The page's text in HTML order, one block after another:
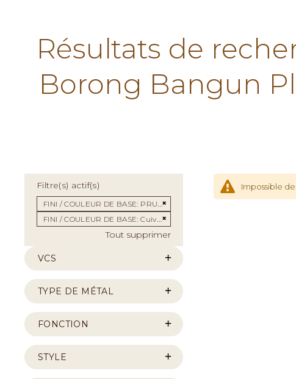
Résultats de
Borong Bangun
Impossible
Filtre(s) actif(s)
FINI / COULEUR DE BASE PRUNE
Supprimer cet Élément
FINI / COULEUR DE BASE Cuivre ébony
Tout supprimer
VCS
TYPE DE MÉTAL
FONCTION
STYLE